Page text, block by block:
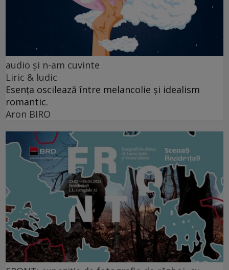
audio şi n-am cuvinte
Liric & ludic
Esența oscilează între melancolie și idealism
romantic.
Aron BIRO